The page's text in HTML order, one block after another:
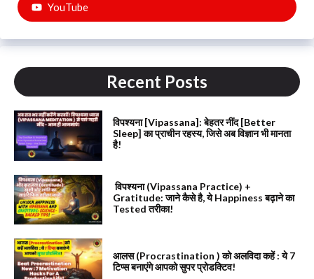
YouTube
Recent Posts
विपश्यना [Vipassana]: बेहतर नींद [Better
Sleep] का प्राचीन रहस्य, जिसे अब विज्ञान भी मानता
है!
विपश्यना (Vipassana Practice) +
Gratitude: जाने कैसे है, ये Happiness बढ़ाने का
Tested तरीका!
आलस (Procrastination ) को अलविदा कहें : ये 7
टिप्स बनाएंगे आपको सुपर प्रोडक्टिव!